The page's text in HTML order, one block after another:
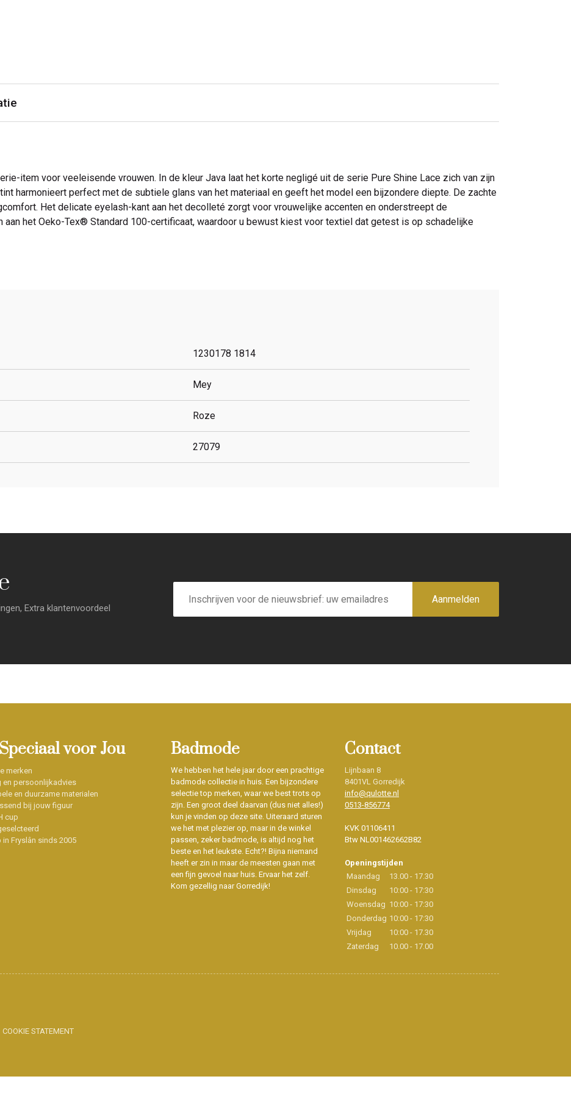
item voor veeleisende vrouwen. In de kleur Java laat het korte negligé uit de serie Pure Shine Lace zich van zijn
harmonieert perfect met de subtiele glans van het materiaal en geeft het model een bijzondere diepte. De zachte
Het delicate eyelash-kant aan het decolleté zorgt voor vrouwelijke accenten en onderstreept de
het Oeko-Tex® Standard 100-certificaat, waardoor u bewust kiest voor textiel dat getest is op schadelijke
1230178 1814
Mey
Roze
27079
Extra klantenvoordeel
E-
mailadres
Aanmelden
voor Jou
merken
en persoonlijkadvies
en duurzame materialen
bij jouw figuur
cup
in Fryslân sinds 2005
Badmode
We hebben het hele jaar door een prachtige
badmode collectie in huis. Een bijzondere
selectie top merken, waar we best trots op
zijn. Een groot deel daarvan (dus niet alles!)
kun je vinden op deze site. Uiteraard sturen
we het met plezier op, maar in de winkel
passen, zeker badmode, is altijd nog het
beste en het leukste. Echt?! Bijna niemand
heeft er zin in maar de meesten gaan met
een fijn gevoel naar huis. Ervaar het zelf.
Kom gezellig naar Gorredijk!
Contact
Lijnbaan 8
8401VL Gorredijk
info@qulotte.nl
0513-856774
KVK 01106411
Btw NL001462662B82
Openingstijden
Maandag
13.00 - 17.30
Dinsdag
10:00 - 17:30
Woensdag 10:00 - 17:30
Donderdag 10:00 - 17:30
Vrijdag
10:00 - 17.30
Zaterdag
10.00 - 17.00
COOKIE STATEMENT